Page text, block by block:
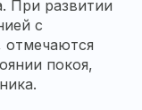
При развитии
с
отмечаются
покоя,